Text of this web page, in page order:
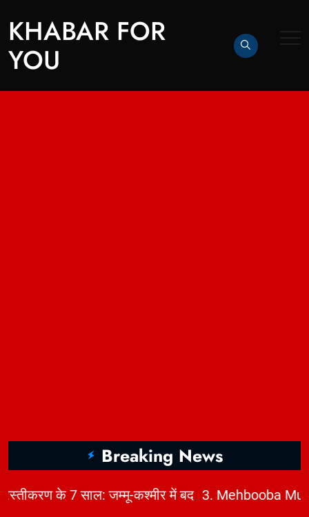
KHABAR FOR
YOU
Breaking News
|
2. अनुच्छेद 370 निरस्तीकरण के 7 साल: जम्मू-कश्मीर में बदलाव, चुनौतियाँ और विकास | KhabarForYou | 3. Mehbooba Mufti Inverted Flag Row: Kashmir Political Storm Explained | KhabarForYou